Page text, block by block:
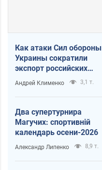
Как атаки Сил обороны
Украины сократили
экспорт российских
нефтепродуктов
Андрей Клименко 3,1 т.
Два супертурнира
Магучих: спортивній
календарь осени-2026
Александр Липенко 8,9 т.